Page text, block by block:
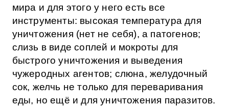
мира и для этого у него есть все
инструменты: высокая температура для
уничтожения (нет не себя), а патогенов;
слизь в виде соплей и мокроты для
быстрого уничтожения и выведения
чужеродных агентов; слюна, желудочный
сок, желчь не только для переваривания
еды, но ещё и для уничтожения паразитов.